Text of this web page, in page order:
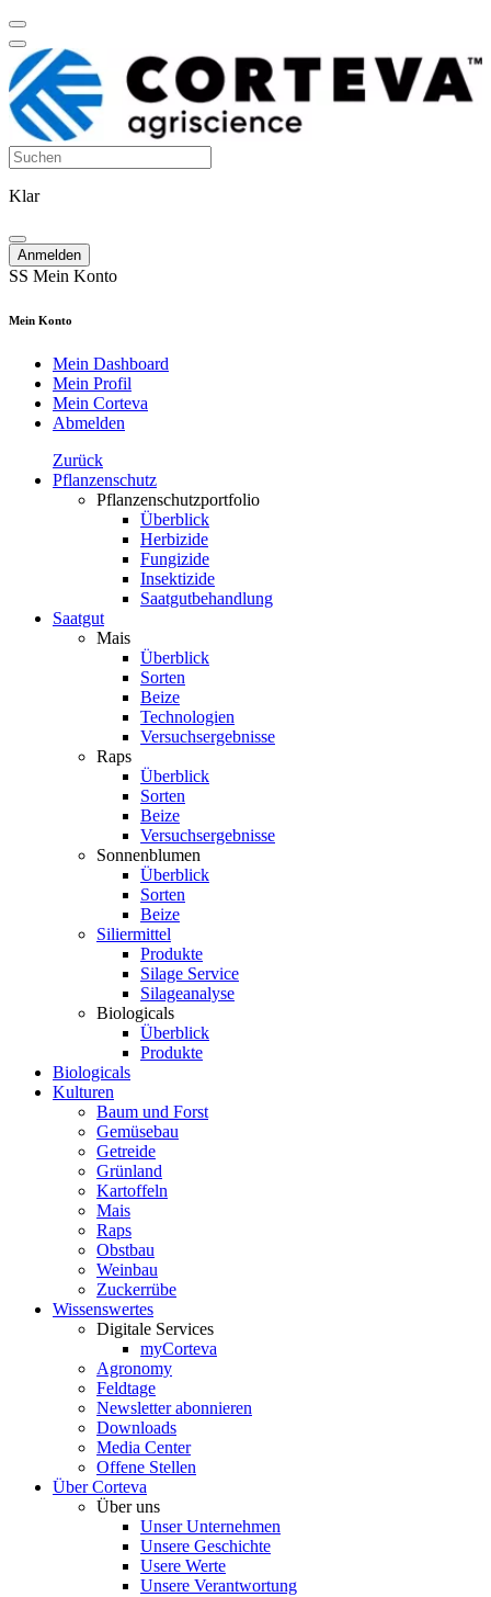
Klar
Anmelden
SS Mein Konto
Mein Konto
Mein Dashboard
Mein Profil
Mein Corteva
Abmelden
Zurück
Pflanzenschutz
Pflanzenschutzportfolio
Überblick
Herbizide
Fungizide
Insektizide
Saatgutbehandlung
Saatgut
Mais
Überblick
Sorten
Beize
Technologien
Versuchsergebnisse
Raps
Überblick
Sorten
Beize
Versuchsergebnisse
Sonnenblumen
Überblick
Sorten
Beize
Siliermittel
Produkte
Silage Service
Silageanalyse
Biologicals
Überblick
Produkte
Biologicals
Kulturen
Baum und Forst
Gemüsebau
Getreide
Grünland
Kartoffeln
Mais
Raps
Obstbau
Weinbau
Zuckerrübe
Wissenswertes
Digitale Services
myCorteva
Agronomy
Feldtage
Newsletter abonnieren
Downloads
Media Center
Offene Stellen
Über Corteva
Über uns
Unser Unternehmen
Unsere Geschichte
Usere Werte
Unsere Verantwortung